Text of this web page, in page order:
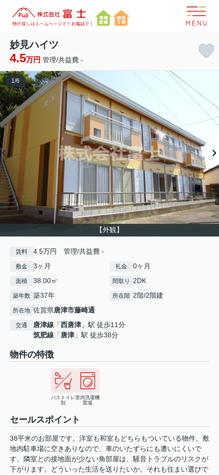
妙見ハイツ
4.5万円 管理/共益費 -
【外観】
1 /6
賃料 4.5万円 管理/共益費 -
敷金 3ヶ月 礼金 0ヶ月
面積 38.00㎡ 間取り 2DK
築年数 築37年 所在階 2階/2階建
所在地 佐賀県唐津市藤崎通
交通 唐津線 「西唐津 」駅 徒歩11分
筑肥線 「唐津 」駅 徒歩38分
物件の特徴
バストイレ
別
室内洗濯機
置場
セールスポイント
38平米のお部屋です。洋室も和室もどちらもついている物件。敷
地内駐車場に空きありなので、車のいたずらにも遭いにくいで
す。隣室との接地面が少ない角部屋は、騒音トラブルのリスクが
下がります。どういった生活を送りたいか。それも住まい選びで